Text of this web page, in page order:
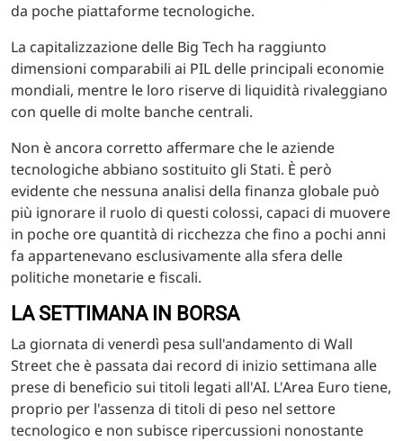
da poche piattaforme tecnologiche.
La capitalizzazione delle Big Tech ha raggiunto
dimensioni comparabili ai PIL delle principali economie
mondiali, mentre le loro riserve di liquidità rivaleggiano
con quelle di molte banche centrali.
Non è ancora corretto affermare che le aziende
tecnologiche abbiano sostituito gli Stati. È però
evidente che nessuna analisi della finanza globale può
più ignorare il ruolo di questi colossi, capaci di muovere
in poche ore quantità di ricchezza che fino a pochi anni
fa appartenevano esclusivamente alla sfera delle
politiche monetarie e fiscali.
LA SETTIMANA IN BORSA
La giornata di venerdì pesa sull'andamento di Wall
Street che è passata dai record di inizio settimana alle
prese di beneficio sui titoli legati all'AI. L'Area Euro tiene,
proprio per l'assenza di titoli di peso nel settore
tecnologico e non subisce ripercussioni nonostante